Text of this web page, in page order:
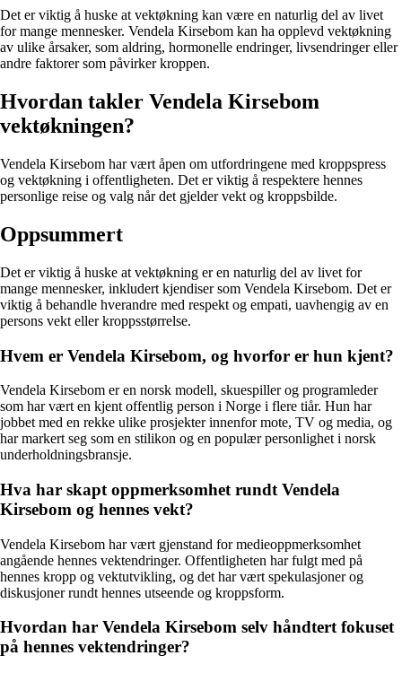
Det er viktig å huske at vektøkning kan være en naturlig del av livet
for mange mennesker. Vendela Kirsebom kan ha opplevd vektøkning
av ulike årsaker, som aldring, hormonelle endringer, livsendringer eller
andre faktorer som påvirker kroppen.
Hvordan takler Vendela Kirsebom
vektøkningen?
Vendela Kirsebom har vært åpen om utfordringene med kroppspress
og vektøkning i offentligheten. Det er viktig å respektere hennes
personlige reise og valg når det gjelder vekt og kroppsbilde.
Oppsummert
Det er viktig å huske at vektøkning er en naturlig del av livet for
mange mennesker, inkludert kjendiser som Vendela Kirsebom. Det er
viktig å behandle hverandre med respekt og empati, uavhengig av en
persons vekt eller kroppsstørrelse.
Hvem er Vendela Kirsebom, og hvorfor er hun kjent?
Vendela Kirsebom er en norsk modell, skuespiller og programleder
som har vært en kjent offentlig person i Norge i flere tiår. Hun har
jobbet med en rekke ulike prosjekter innenfor mote, TV og media, og
har markert seg som en stilikon og en populær personlighet i norsk
underholdningsbransje.
Hva har skapt oppmerksomhet rundt Vendela
Kirsebom og hennes vekt?
Vendela Kirsebom har vært gjenstand for medieoppmerksomhet
angående hennes vektendringer. Offentligheten har fulgt med på
hennes kropp og vektutvikling, og det har vært spekulasjoner og
diskusjoner rundt hennes utseende og kroppsform.
Hvordan har Vendela Kirsebom selv håndtert fokuset
på hennes vektendringer?